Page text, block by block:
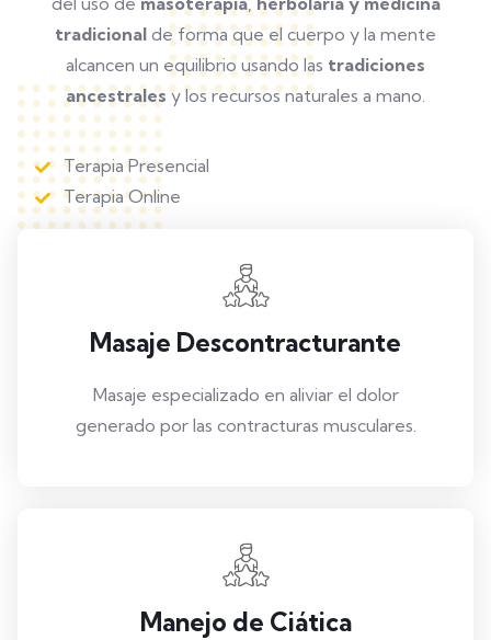
tradicional de forma que el cuerpo y la mente
alcancen un equilibrio usando las tradiciones
ancestrales y los recursos naturales a mano.
Terapia Presencial
Terapia Online
Masaje Descontracturante
Masaje especializado en aliviar el dolor
generado por las contracturas musculares.
Manejo de Ciática